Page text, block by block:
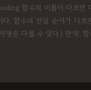
함수의 이름이 다르면
. 함수의 전달 순서가 다르
은 다를 수 있다.) 만약,
게 하기 위한 방편 fun